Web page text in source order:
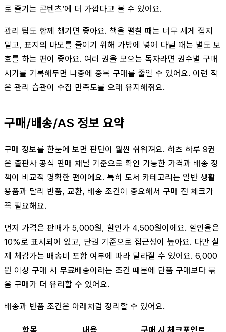
로 즐기는 콘텐츠’에 더 가깝다고 볼 수 있어요.
관리 팁도 함께 챙기면 좋아요. 책을 펼칠 때는 너무 세게 접지
말고, 표지의 마모를 줄이기 위해 가방에 넣어 다닐 때는 별도 보
호를 하는 편이 좋아요. 여러 권을 모으는 독자라면 권수별 구매
시기를 기록해두면 나중에 중복 구매를 줄일 수 있어요. 이런 작
은 관리 습관이 수집 만족도를 오래 유지해줘요.
구매/배송/AS 정보 요약
구매 정보를 한눈에 보면 판단이 훨씬 쉬워져요. 하츠 하루 9권
은 출판사 공식 판매 채널 기준으로 확인 가능한 가격과 배송 정
책이 비교적 명확한 편이에요. 특히 도서 카테고리는 일반 생활
용품과 달리 반품, 교환, 배송 조건이 중요해서 구매 전 체크가
꼭 필요해요.
먼저 가격은 판매가 5,000원, 할인가 4,500원이에요. 할인율은
10%로 표시되어 있고, 단권 기준으로 접근성이 높아요. 다만 실
제 체감가는 배송비 포함 여부에 따라 달라질 수 있어요. 6,000
원 이상 구매 시 무료배송이라는 조건 때문에 단품 구매보다 묶
음 구매가 더 유리할 수 있어요.
배송과 반품 조건은 아래처럼 정리할 수 있어요.
항목 내용 구매 시 체크포인트